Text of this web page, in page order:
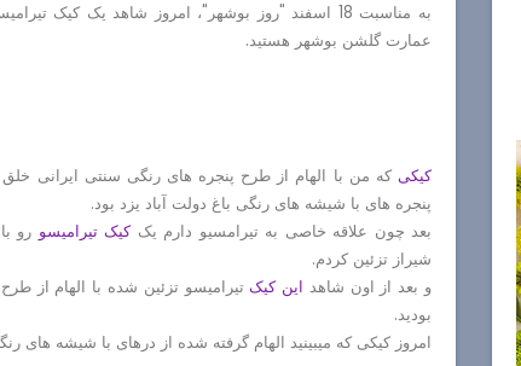
به مناسبت 18 اسفند "روز بوشهر"، امروز شاهد یک کیک
عمارت گلشن بوشهر هستید.
کیکی که من با الهام از طرح پنجره های رنگی سنتی ایرانی
پنجره های با شیشه های رنگی باغ دولت آباد یزد بود.
بعد چون علاقه خاصی به تیرامسیو دارم یککیک تیرامیسو رو
شیراز تزئین کردم.
و بعد از اون شاهد این کیک تیرامیسو تزئین شده با الهام از
بودید.
امروز کیکی که میبینید الهام گرفته شده از درهای با شیشه